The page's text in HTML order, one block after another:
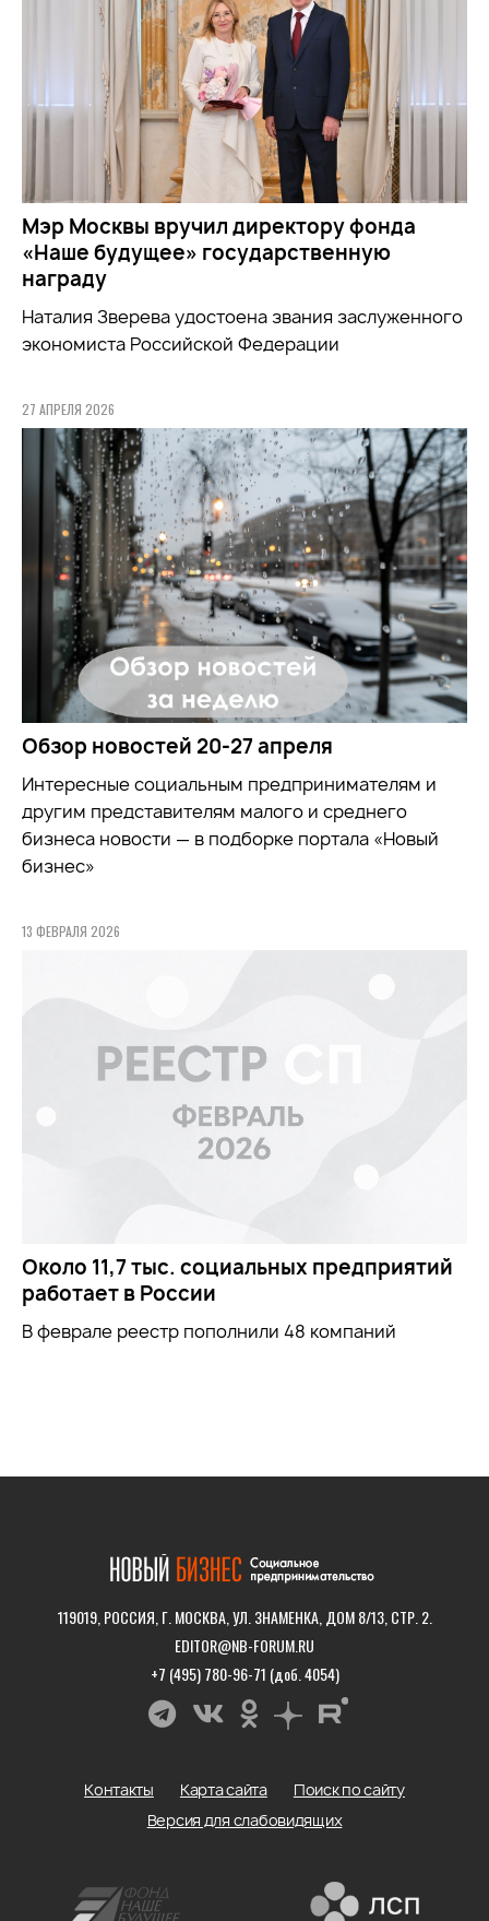
Мэр Москвы вручил директору фонда
«Наше будущее» государственную
награду
Наталия Зверева удостоена звания заслуженного
экономиста Российской Федерации
27 АПРЕЛЯ 2026
Обзор новостей 20-27 апреля
Интересные социальным предпринимателям и
другим представителям малого и среднего
бизнеса новости — в подборке портала «Новый
бизнес»
13 ФЕВРАЛЯ 2026
Около 11,7 тыс. социальных предприятий
работает в России
В феврале реестр пополнили 48 компаний
119019, РОССИЯ, Г. МОСКВА, УЛ. ЗНАМЕНКА, ДОМ 8/13, СТР. 2.
EDITOR@NB-FORUM.RU
+7 (495) 780-96-71 (доб. 4054)
Контакты Карта сайта
Поиск по сайту
Версия для слабовидящих